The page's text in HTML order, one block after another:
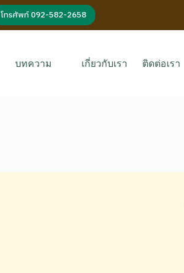
โทรศัพท์ 092-582-2658
บทความ เกี่ยวกับเรา ติดต่อเรา